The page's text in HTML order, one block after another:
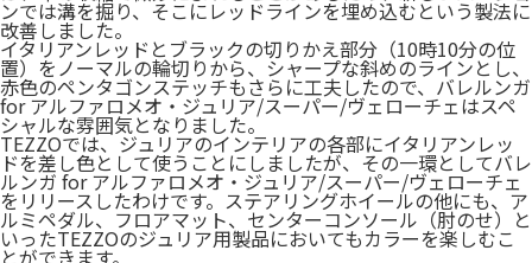
ンでは溝を掘り、そこにレッドラインを埋め込むという製法に
改善しました。
イタリアンレッドとブラックの切りかえ部分（10時10分の位
置）をノーマルの輪切りから、シャープな斜めのラインとし、
赤色のペンタゴンステッチもさらに工夫したので、バレルンガ
for アルファロメオ・ジュリア/スーパー/ヴェローチェはスペ
シャルな雰囲気となりました。
TEZZOでは、ジュリアのインテリアの各部にイタリアンレッ
ドを差し色として使うことにしましたが、その一環としてバレ
ルンガ for アルファロメオ・ジュリア/スーパー/ヴェローチェ
をリリースしたわけです。ステアリングホイールの他にも、ア
ルミペダル、フロアマット、センターコンソール（肘のせ）と
いったTEZZOのジュリア用製品においてもカラーを楽しむこ
とができます。